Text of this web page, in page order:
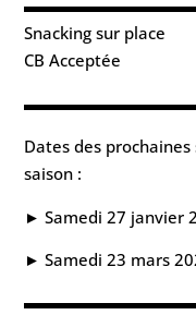
Snacking sur place
CB Acceptée
Dates des prochaines
saison :
► Samedi 27 janvier
► Samedi 23 mars